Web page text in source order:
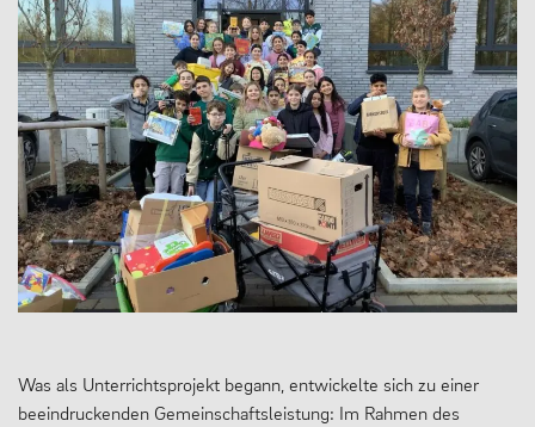
Was als Unterrichtsprojekt begann, entwickelte sich zu einer
beeindruckenden Gemeinschaftsleistung: Im Rahmen des